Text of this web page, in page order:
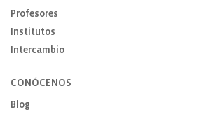
Profesores
Institutos
Intercambio
CONÓCENOS
Blog